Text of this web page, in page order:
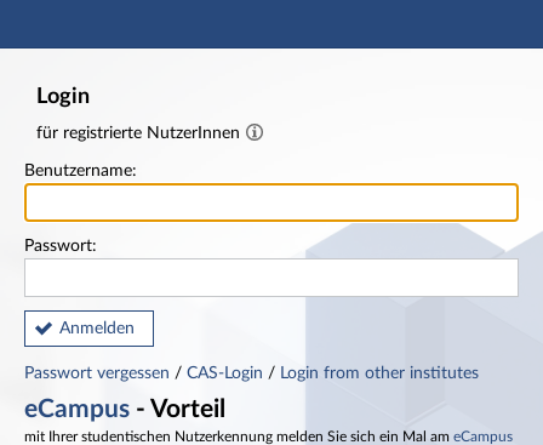
Hauptnavigation
Login
für registrierte NutzerInnen
Benutzername:
Passwort:
Anmelden
Passwort vergessen / CAS-Login / Login from other institutes
eCampus - Vorteil
mit Ihrer studentischen Nutzerkennung melden Sie sich ein Mal am eCampus